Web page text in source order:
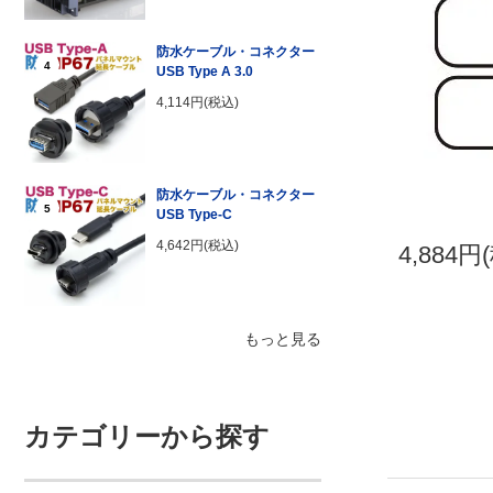
4
防水ケーブル・コネクター
USB Type A 3.0
4,114円(税込)
5
防水ケーブル・コネクター
USB Type-C
4,642円(税込)
もっと見る
カテゴリーから探す
4,884円